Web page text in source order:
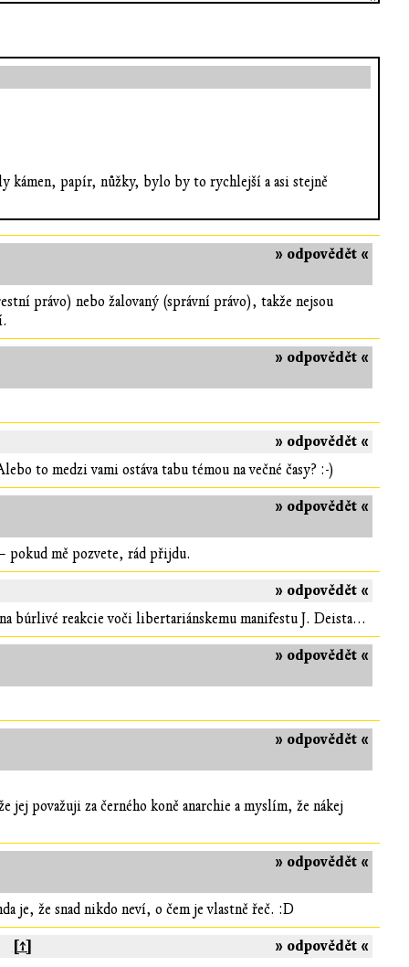
kámen, papír, nůžky, bylo by to rychlejší a asi stejně
» odpovědět «
právo) nebo žalovaný (správní právo), takže nejsou
» odpovědět «
» odpovědět «
to medzi vami ostáva tabu témou na večné časy? :-)
» odpovědět «
pokud mě pozvete, rád přijdu.
» odpovědět «
búrlivé reakcie voči libertariánskemu manifestu J. Deista...
» odpovědět «
» odpovědět «
jej považuji za černého koně anarchie a myslím, že nákej
» odpovědět «
je, že snad nikdo neví, o čem je vlastně řeč. :D
» odpovědět «
[↑]